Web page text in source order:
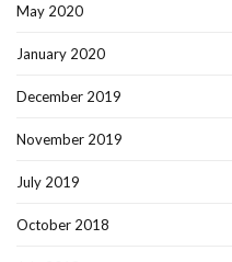
May 2020
January 2020
December 2019
November 2019
July 2019
October 2018